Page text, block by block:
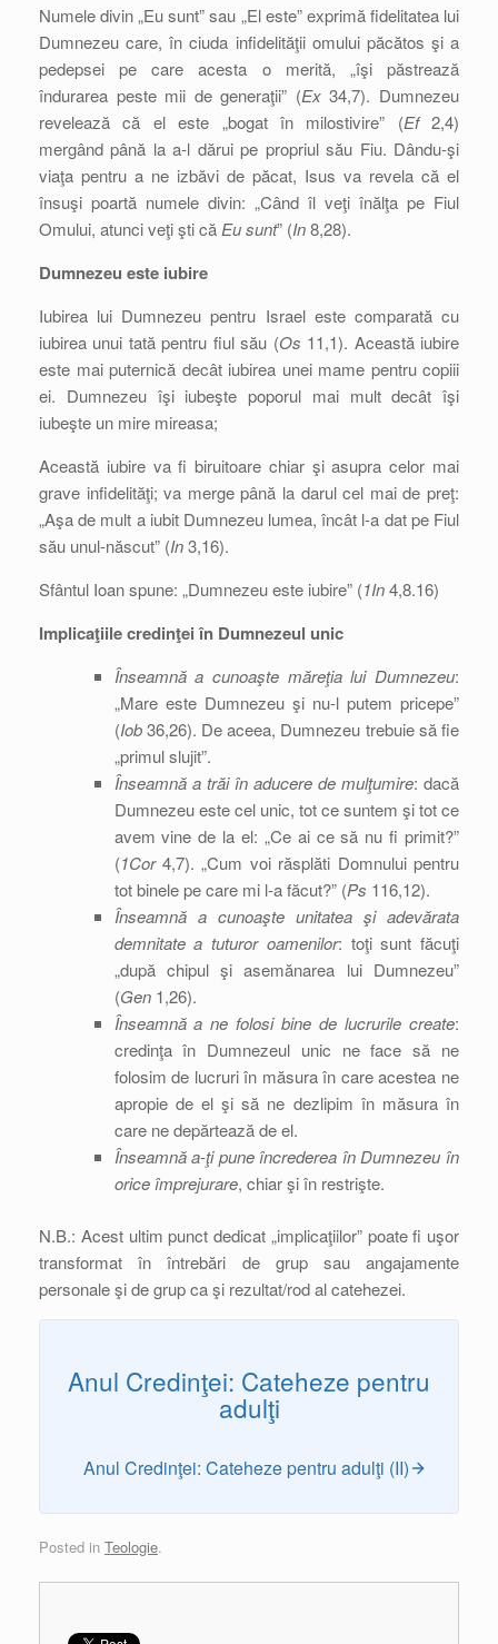
Numele divin „Eu sunt” sau „El este” exprimă fidelitatea lui
Dumnezeu care, în ciuda infidelităţii omului păcătos şi a
pedepsei pe care acesta o merită, „îşi păstrează
îndurarea peste mii de generaţii” (Ex34,7). Dumnezeu
revelează că el este „bogat în milostivire” (Ef2,4)
mergând până la a-l dărui pe propriul său Fiu. Dându-şi
viaţa pentru a ne izbăvi de păcat, Isus va revela că el
însuşi poartă numele divin: „Când îl veţi înălţa pe Fiul
Omului, atunci veţi şti că Eu sunt” (In8,28).
Dumnezeu este iubire
Iubirea lui Dumnezeu pentru Israel este comparată cu
iubirea unui tată pentru fiul său (Os 11,1). Această iubire
este mai puternică decât iubirea unei mame pentru copiii
ei. Dumnezeu îşi iubeşte poporul mai mult decât îşi
iubeşte un mire mireasa;
Această iubire va fi biruitoare chiar şi asupra celor mai
grave infidelităţi; va merge până la darul cel mai de preţ:
„Aşa de mult a iubit Dumnezeu lumea, încât l-a dat pe Fiul
său unul-născut” (In3,16).
Sfântul Ioan spune: „Dumnezeu este iubire” (1In4,8.16)
Implicaţiile credinţei în Dumnezeul unic
Înseamnă a cunoaşte măreţia lui Dumnezeu:
„Mare este Dumnezeu şi nu-l putem pricepe”
(Iob36,26). De aceea, Dumnezeu trebuie să fie
„primul slujit”.
Înseamnă a trăi în aducere de mulţumire: dacă
Dumnezeu este cel unic, tot ce suntem şi tot ce
avem vine de la el: „Ce ai ce să nu fi primit?”
(1Cor4,7). „Cum voi răsplăti Domnului pentru
tot binele pe care mi l-a făcut?” (Ps 116,12).
Înseamnă a cunoaşte unitatea şi adevărata
demnitate a tuturor oamenilor: toţi sunt făcuţi
„după chipul şi asemănarea lui Dumnezeu”
(Gen1,26).
Înseamnă a ne folosi bine de lucrurile create:
credinţa în Dumnezeul unic ne face să ne
folosim de lucruri în măsura în care acestea ne
apropie de el şi să ne dezlipim în măsura în
care ne depărtează de el.
Înseamnă a-ţi pune încrederea în Dumnezeu în
orice împrejurare, chiar şi în restrişte.
N.B.: Acest ultim punct dedicat „implicaţiilor” poate fi uşor
transformat în întrebări de grup sau angajamente
personale şi de grup ca şi rezultat/rod al catehezei.
Anul Credinţei: Cateheze pentru
adulţi
Anul Credinţei: Cateheze pentru adulţi (II)
Posted in Teologie.